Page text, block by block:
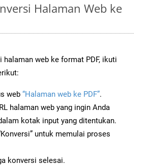
Halaman Web ke
halaman web ke format PDF, ikuti
web “Halaman web ke PDF”.
halaman web yang ingin Anda
kotak input yang ditentukan.
untuk memulai proses
konversi selesai.